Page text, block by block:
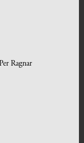
Ragnar